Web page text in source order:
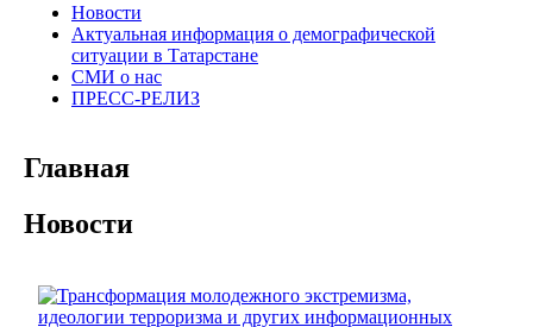
Новости
Актуальная информация о демографической
ситуации в Татарстане
СМИ о нас
ПРЕСС-РЕЛИЗ
Главная
Новости